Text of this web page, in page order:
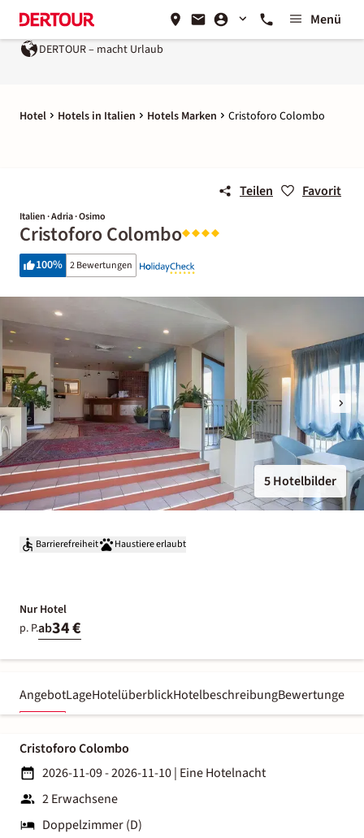
Menü
DERTOUR – macht Urlaub
Hotel Hotels in Italien Hotels Marken Cristoforo Colombo
Teilen Favorit
Italien · Adria · Osimo
Cristoforo Colombo
100% 2 Bewertungen
5 Hotelbilder
Barrierefreiheit Haustiere erlaubt
Nur Hotel
p. P.ab34 €
AngebotLageHotelüberblickHotelbeschreibungBewertungen
Cristoforo Colombo
2026-11-09 - 2026-11-10| Eine Hotelnacht
2 Erwachsene
Doppelzimmer (D)